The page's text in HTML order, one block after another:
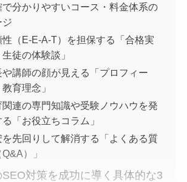
で分かりやすいコース・料金体系の
ジ
性（E-E-A-T）を担保する「合格実
徒の体験談」
や講師の顔が見える「プロフィー
育理念」
関連の専門知識や受験ノウハウを発
「お役立ちコラム」
を先回りして解消する「よくある質
）」
対策を成功に導く具体的な3